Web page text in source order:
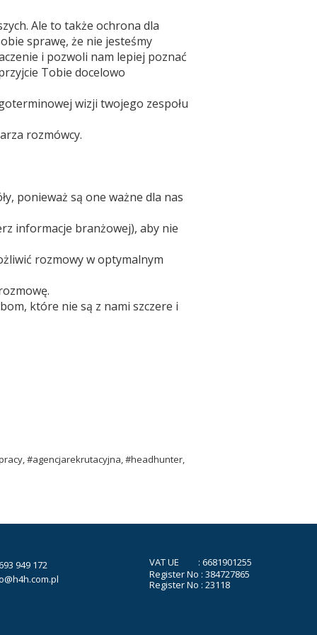
VAT UE : 6681901255
Register No : 384727865
Register No : 23118
949 172
Ale to także ochrona dla
sprawę, że nie jesteśmy
i pozwoli nam lepiej poznać
Tobie docelowo
wizji twojego zespołu
rozmówcy.
ponieważ są one ważne dla nas
informacje branżowej), aby nie
rozmowy w optymalnym
które nie są z nami szczere i
#agencjarekrutacyjna, #headhunter,